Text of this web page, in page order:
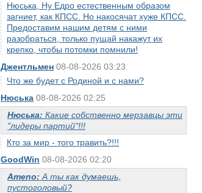
Нюська, Ну Едро естественным образом
загниет, как КПСС. Но накосячат хуже КПСС.
Предоставим нашим детям с ними
разобраться, только пущай накажут их
крепко, чтобы потомки помнили!
Джентльмен 08-08-2026 03:23
Что же будет с Родиной и с нами?
Нюська 08-08-2026 02:25
Нюська: Какие собственно мерзавцы эти
"лидеры партий"!!!
Кто за мир - того травить?!!!
GoodWin 08-08-2026 02:20
Ameno: А ты как думаешь,
пустоголовый?